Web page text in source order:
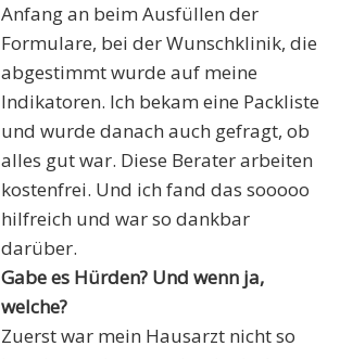
Anfang an beim Ausfüllen der
Formulare, bei der Wunschklinik, die
abgestimmt wurde auf meine
Indikatoren. Ich bekam eine Packliste
und wurde danach auch gefragt, ob
alles gut war. Diese Berater arbeiten
kostenfrei. Und ich fand das sooooo
hilfreich und war so dankbar
darüber.
Gabe es Hürden? Und wenn ja,
welche?
Zuerst war mein Hausarzt nicht so